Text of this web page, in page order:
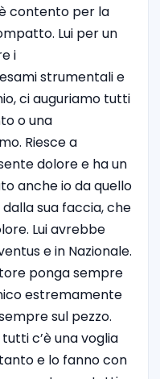
contento per la
Lui per un
i
strumentali e
ci auguriamo tutti
o una
Riesce a
dolore e ha un
anche io da quello
sua faccia, che
Lui avrebbe
e in Nazionale.
ponga sempre
estremamente
sul pezzo.
c’è una voglia
e lo fanno con